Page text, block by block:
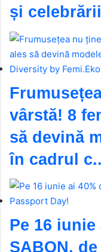
și
vârstă! 8
să devină
în cadrul
Pe 16
SABON,